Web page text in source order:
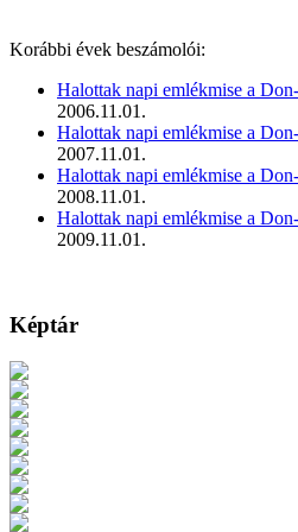
Korábbi évek beszámolói:
Halottak napi emlékmise a
2006.11.01.
Halottak napi emlékmise a
2007.11.01.
Halottak napi emlékmise a
2008.11.01.
Halottak napi emlékmise a
2009.11.01.
Képtár